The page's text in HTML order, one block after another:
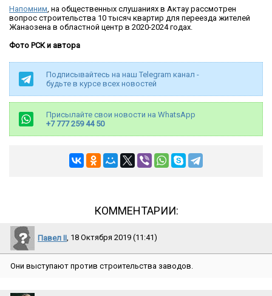
Напомним, на общественных слушаниях в Актау рассмотрен
вопрос строительства 10 тысяч квартир для переезда жителей
Жанаозена в областной центр в 2020-2024 годах.
Фото РСК и автора
Подписывайтесь на наш Telegram канал -
будьте в курсе всех новостей
Присылайте свои новости на WhatsApp
+7 777 259 44 50
КОММЕНТАРИИ:
Павел II, 18 Октября 2019 (11:41)
Они выступают против строительства заводов.